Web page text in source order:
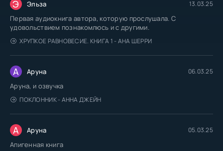
Э Эльза 13.03.25
Первая аудиокнига автора, которую прослушала. С
удовольствием познакомлюсь и с другими.
ХРУПКОЕ РАВНОВЕСИЕ. КНИГА 1 - АНА ШЕРРИ
А Аруна 06.03.25
Аруна, и озвучка
ПОКЛОННИК - АННА ДЖЕЙН
А Аруна 05.03.25
Апигенная книга